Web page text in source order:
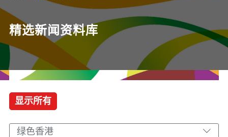
精选新闻资料库
显示所有
绿色香港